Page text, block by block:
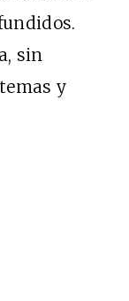
sin
y